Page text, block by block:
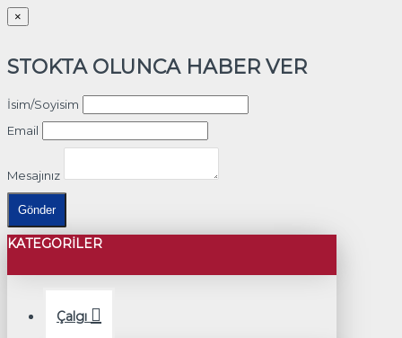
×
STOKTA OLUNCA HABER VER
İsim/Soyisim
Email
Mesajınız
Gönder
KATEGORILER
Çalgı